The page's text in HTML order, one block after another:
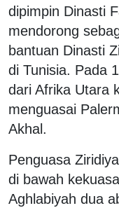
dipimpin Dinasti
mendorong
bantuan Dinasti
di Tunisia. Pada
dari Afrika Utara
menguasai
Akhal.
Penguasa
di bawah
Aghlabiyah dua